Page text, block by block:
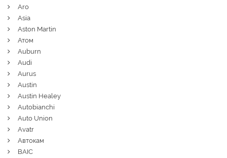
Aro
Asia
Aston Martin
Атом
Auburn
Audi
Aurus
Austin
Austin Healey
Autobianchi
Auto Union
Avatr
Автокам
BAIC